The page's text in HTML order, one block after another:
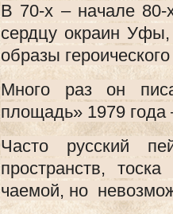
В 70-х – начале
сердцу окраин
образы
Много раз он
площадь» 1979 года
Часто русский
пространств,
чаемой, но